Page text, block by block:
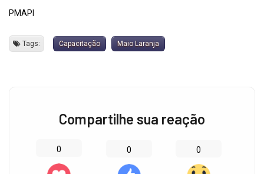
PMAPI
Tags: Capacitação Maio Laranja
Compartilhe sua reação
0 0 0